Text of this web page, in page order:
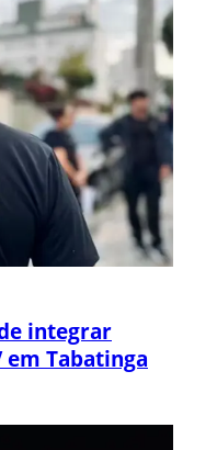
integrar
em Tabatinga